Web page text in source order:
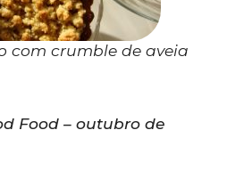
com crumble de aveia
Food – outubro de